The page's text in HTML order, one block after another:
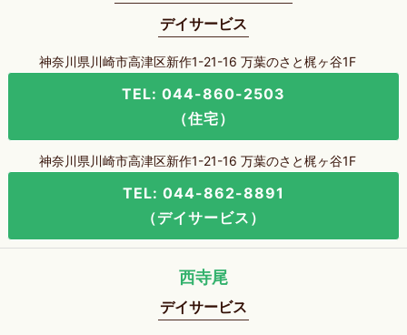
デイサービス
神奈川県川崎市高津区新作1-21-16 万葉のさと梶ヶ谷1F
TEL: 044-860-2503
（住宅）
神奈川県川崎市高津区新作1-21-16 万葉のさと梶ヶ谷1F
TEL: 044-862-8891
（デイサービス）
西寺尾
デイサービス